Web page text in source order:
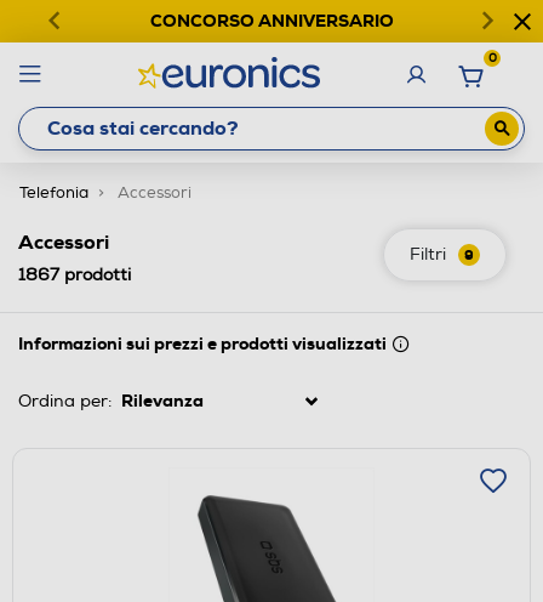
CONCORSO ANNIVERSARIO
0
Telefonia Accessori
Filtri 9
Accessori
1867prodotti
Informazioni sui prezzi e prodotti visualizzati
Ordina per: